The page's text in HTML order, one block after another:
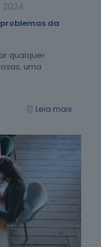
2024
da
qualquer
uma
Leia mais